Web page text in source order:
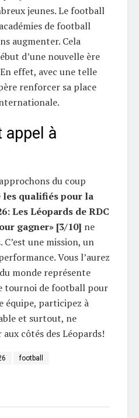
jeunes. Le football
de football
augmenter. Cela
d’une nouvelle ère
effet, avec une telle
renforcer sa place
appel à
du coup
les qualifiés pour la
Les Léopards de RDC
gagner» [3/10] ne
une mission, un
Vous l’aurez
monde représente
tournoi de football pour
équipe, participez à
et surtout, ne
côtés des Léopards!
football